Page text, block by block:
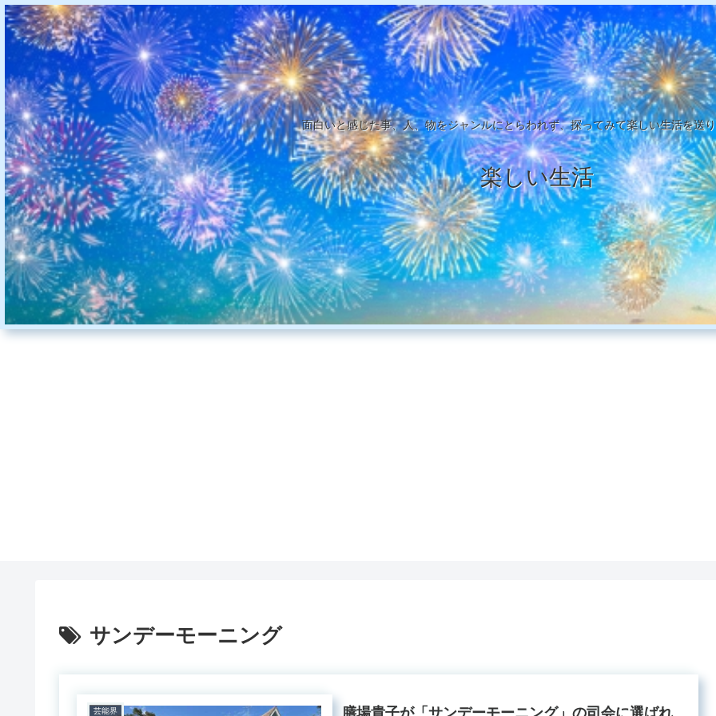
面白いと感じた事、人、物をジャンルにとらわれず、探ってみて楽しい生活を送
楽しい生活
サンデーモーニング
芸能界